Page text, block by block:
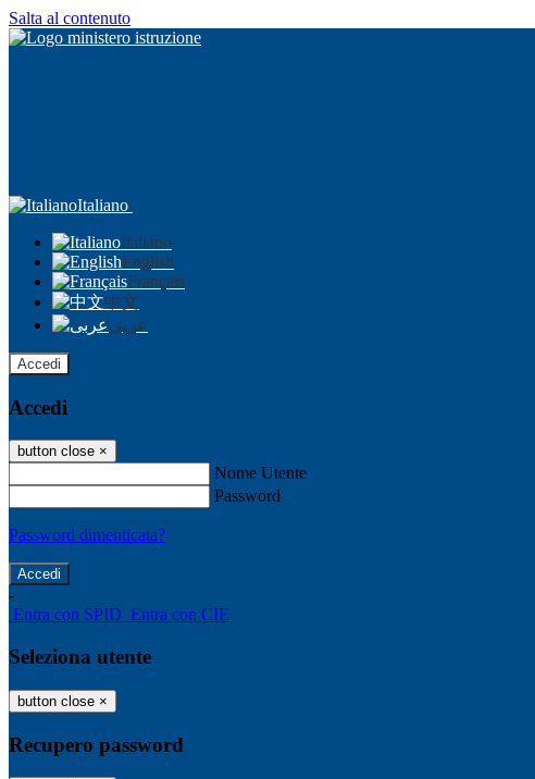
Salta al contenuto
Italiano
Italiano
English
Français
中文
عربى
Accedi
Accedi
button close ×
Nome Utente
Password
Password dimenticata?
-
Entra con SPID Entra con CIE
Seleziona utente
button close ×
Recupero password